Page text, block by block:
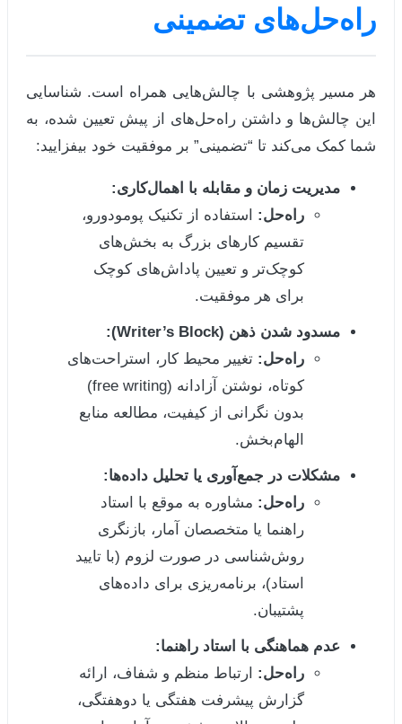
راه‌حل‌های تضمینی
هر مسیر پژوهشی با چالش‌هایی همراه است. شناسایی
این چالش‌ها و داشتن راه‌حل‌های از پیش تعیین شده، به
شما کمک می‌کند تا “تضمینی” بر موفقیت خود بیفزایید:
مدیریت زمان و مقابله با اهمال‌کاری:
راه‌حل: استفاده از تکنیک پومودورو،
تقسیم کارهای بزرگ به بخش‌های
کوچک‌تر و تعیین پاداش‌های کوچک
برای هر موفقیت.
مسدود شدن ذهن (Writer’s Block):
راه‌حل: تغییر محیط کار، استراحت‌های
کوتاه، نوشتن آزادانه (free writing)
بدون نگرانی از کیفیت، مطالعه منابع
الهام‌بخش.
مشکلات در جمع‌آوری یا تحلیل داده‌ها:
راه‌حل: مشاوره به موقع با استاد
راهنما یا متخصصان آمار، بازنگری
روش‌شناسی در صورت لزوم (با تایید
استاد)، برنامه‌ریزی برای داده‌های
پشتیبان.
عدم هماهنگی با استاد راهنما:
راه‌حل: ارتباط منظم و شفاف، ارائه
گزارش پیشرفت هفتگی یا دوهفتگی،